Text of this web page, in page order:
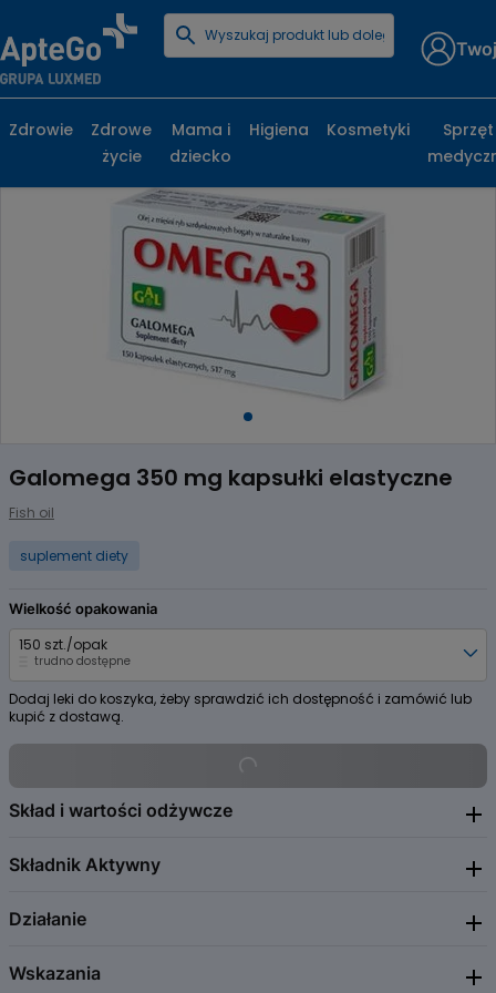
Strona główna
1
of
1
Galomega 350 mg kapsułki elastyczne
Fish oil
suplement diety
Wielkość opakowania
150 szt./opak
trudno dostępne
Dodaj leki do koszyka, żeby sprawdzić ich dostępność i zamówić lub
kupić z dostawą.
Skład i wartości odżywcze
6 kaps. 517 mgzawiera: 2100 mg oleju z mięśni ryb sardynkowatych, w
kaps. 700 mg
w tym 700 mg kwasów omega-3, z czego 360 mg EPA i 240 mg DHA.
Składnik Aktywny
Fish oil
Działanie
Suplement diety. Kwas eikozapentaenowy (EPA) i kwas
Wskazania
Zdrowie
Zdrowe
życie
Mama i
dziecko
Higiena Kosmetyki
Sprzęt